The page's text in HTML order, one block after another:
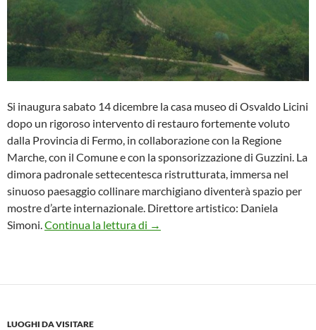
Si inaugura sabato 14 dicembre la casa museo di Osvaldo Licini
dopo un rigoroso intervento di restauro fortemente voluto
dalla Provincia di Fermo, in collaborazione con la Regione
Marche, con il Comune e con la sponsorizzazione di Guzzini. La
dimora padronale settecentesca ristrutturata, immersa nel
sinuoso paesaggio collinare marchigiano diventerà spazio per
mostre d’arte internazionale. Direttore artistico: Daniela
Simoni. Continua la lettura di Inaugurazione del Museo Casa
→
LUOGHI DA VISITARE